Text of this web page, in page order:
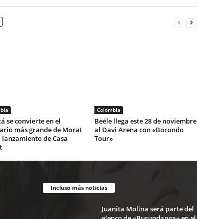
se convierte en el
más grande de Morat
lanzamiento de Casa
Colombia
Beéle llega este 28 de noviembre
al Davi Arena con «Borondo
Tour»
Incluso más noticias
Juanita Molina será parte del